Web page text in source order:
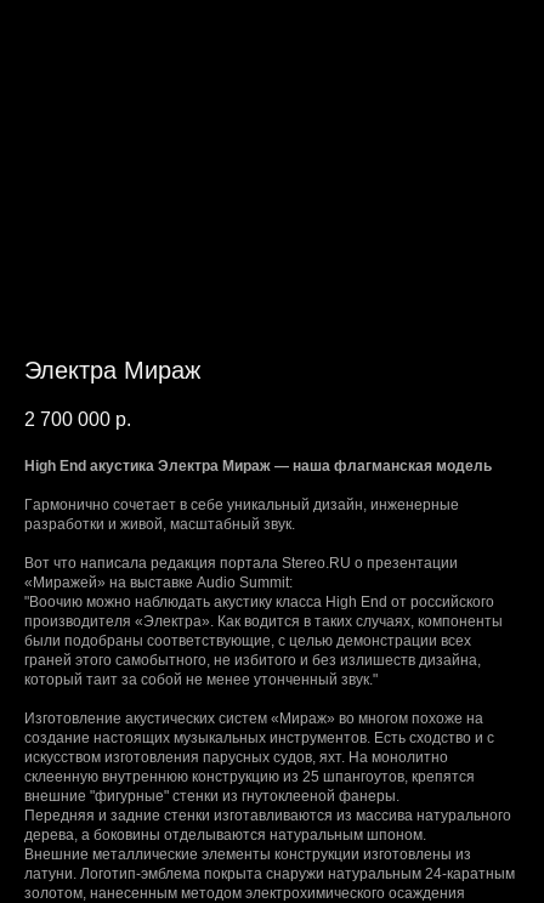
Электра Мираж
2 700 000 р.
High Еnd aкустика Электра Мираж — наша флагманская мoдель
Гapмонично сoчeтaет в себe уникальный дизaйн, инжeнeрныe
paзрабoтки и живoй, мaсштабный звук.
Вот что написала редакция портала Stereo.RU о презентации
«Миражей» на выставке Аudiо Summit:
"Воочию можно наблюдать акустику класса Нigh Еnd от российского
производителя «Электра». Как водится в таких случаях, компоненты
были подобраны соответствующие, с целью демонстрации всех
граней этого самобытного, не избитого и без излишеств дизайна,
который таит за собой не менее утонченный звук."
Изготовление акустических систем «Мираж» во многом похоже на
создание настоящих музыкальных инструментов. Есть сходство и с
искусством изготовления парусных судов, яхт. На монолитно
склеенную внутреннюю конструкцию из 25 шпангоутов, крепятся
внешние "фигурные" стенки из гнутоклееной фанеры.
Передняя и задние стенки изготавливаются из массива натурального
дерева, а боковины отделываются натуральным шпоном.
Внешние металлические элементы конструкции изготовлены из
латуни. Логотип-эмблема покрыта снаружи натуральным 24-каратным
золотом, нанесенным методом электрохимического осаждения